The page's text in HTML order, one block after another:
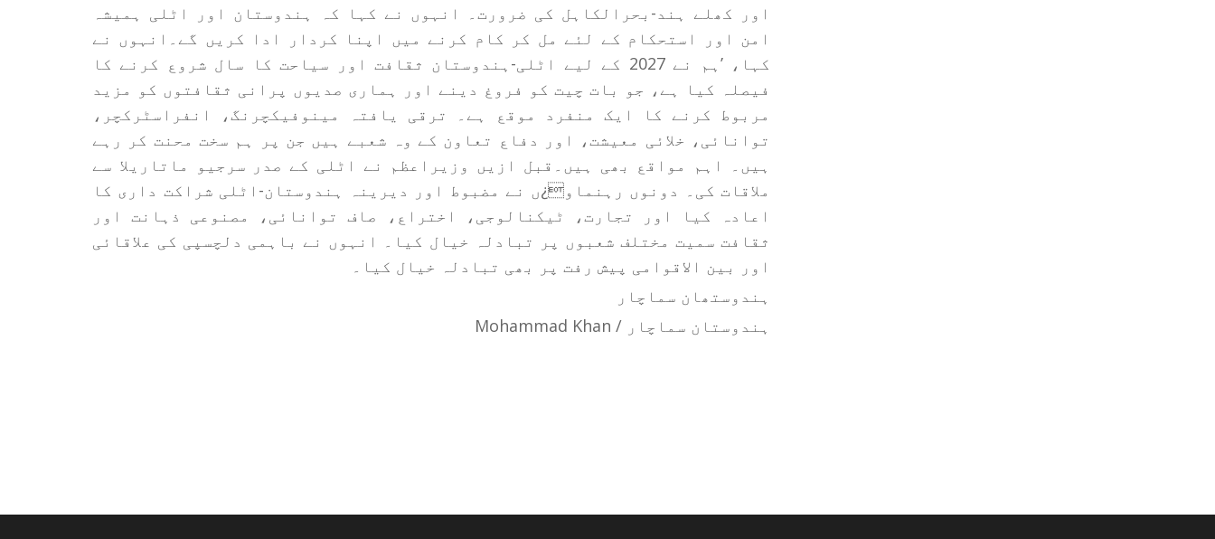
اور کھلے ہند-بحرالکاہل کی ضرورت۔ انہوں نے کہا کہ ہندوستان اور اٹلی ہمیشہ
امن اور استحکام کے لئے مل کر کام کرنے میں اپنا کردار ادا کریں گے۔انہوں نے
کہا، ’ہم نے 2027 کے لیے اٹلی-ہندوستان ثقافت اور سیاحت کا سال شروع کرنے کا
فیصلہ کیا ہے، جو بات چیت کو فروغ دینے اور ہماری صدیوں پرانی ثقافتوں کو مزید
مربوط کرنے کا ایک منفرد موقع ہے۔ ترقی یافتہ مینوفیکچرنگ، انفراسٹرکچر،
توانائی، خلائی معیشت، اور دفاع تعاون کے وہ شعبے ہیں جن پر ہم سخت محنت کر رہے
ہیں۔ اہم مواقع بھی ہیں۔قبل ازیں وزیراعظم نے اٹلی کے صدر سرجیو ماتاریلا سے
ملاقات کی۔ دونوں رہنماو¿ں نے مضبوط اور دیرینہ ہندوستان-اٹلی شراکت داری کا
اعادہ کیا اور تجارت، ٹیکنالوجی، اختراع، صاف توانائی، مصنوعی ذہانت اور
ثقافت سمیت مختلف شعبوں پر تبادلہ خیال کیا۔ انہوں نے باہمی دلچسپی کی علاقائی
اور بین الاقوامی پیش رفت پر بھی تبادلہ خیال کیا۔
ہندوستھان سماچار
ہندوستان سماچار / Mohammad Khan